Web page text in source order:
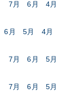
7月 6月
4月
6月 5月
4月
7月 6月
5月
7月 6月
5月